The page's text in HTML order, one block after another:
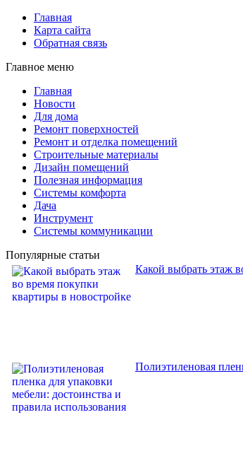
Главная
Карта сайта
Обратная связь
Главное меню
Главная
Новости
Для дома
Ремонт поверхностей
Ремонт и отделка помещений
Строительные материалы
Дизайн помещений
Полезная информация
Системы комфорта
Дача
Инструмент
Системы коммуникации
Популярные статьи
Какой выбрать этаж
Полиэтиленовая